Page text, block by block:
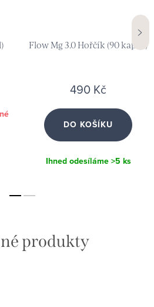
Flow Mg 3.0 Hořčík (90 kapslí)
490 Kč
DO KOŠÍKU
Ihned odesíláme>5 ks